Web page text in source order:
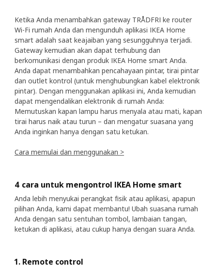
Ketika Anda menambahkan gateway TRÅDFRI ke router
Wi-Fi rumah Anda dan mengunduh aplikasi IKEA Home
smart adalah saat keajaiban yang sesungguhnya terjadi.
Gateway kemudian akan dapat terhubung dan
berkomunikasi dengan produk IKEA Home smart Anda.
Anda dapat menambahkan pencahayaan pintar, tirai pintar
dan outlet kontrol (untuk menghubungkan kabel elektronik
pintar). Dengan menggunakan aplikasi ini, Anda kemudian
dapat mengendalikan elektronik di rumah Anda:
Memutuskan kapan lampu harus menyala atau mati, kapan
tirai harus naik atau turun – dan mengatur suasana yang
Anda inginkan hanya dengan satu ketukan.
Cara memulai dan menggunakan >
4 cara untuk mengontrol IKEA Home smart
Anda lebih menyukai perangkat fisik atau aplikasi, apapun
pilihan Anda, kami dapat membantu! Ubah suasana rumah
Anda dengan satu sentuhan tombol, lambaian tangan,
ketukan di aplikasi, atau cukup hanya dengan suara Anda.
1. Remote control